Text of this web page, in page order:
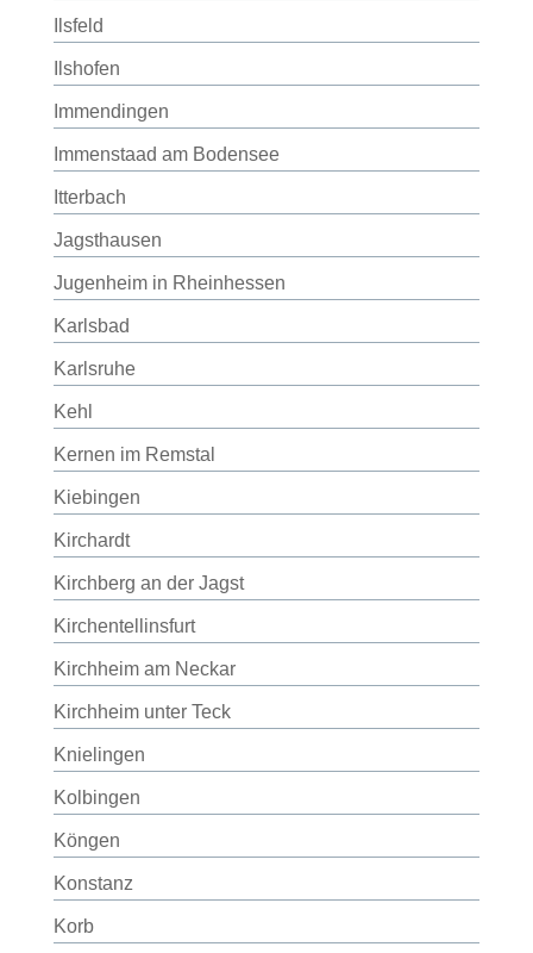
Ilsfeld
Ilshofen
Immendingen
Immenstaad am Bodensee
Itterbach
Jagsthausen
Jugenheim in Rheinhessen
Karlsbad
Karlsruhe
Kehl
Kernen im Remstal
Kiebingen
Kirchardt
Kirchberg an der Jagst
Kirchentellinsfurt
Kirchheim am Neckar
Kirchheim unter Teck
Knielingen
Kolbingen
Köngen
Konstanz
Korb